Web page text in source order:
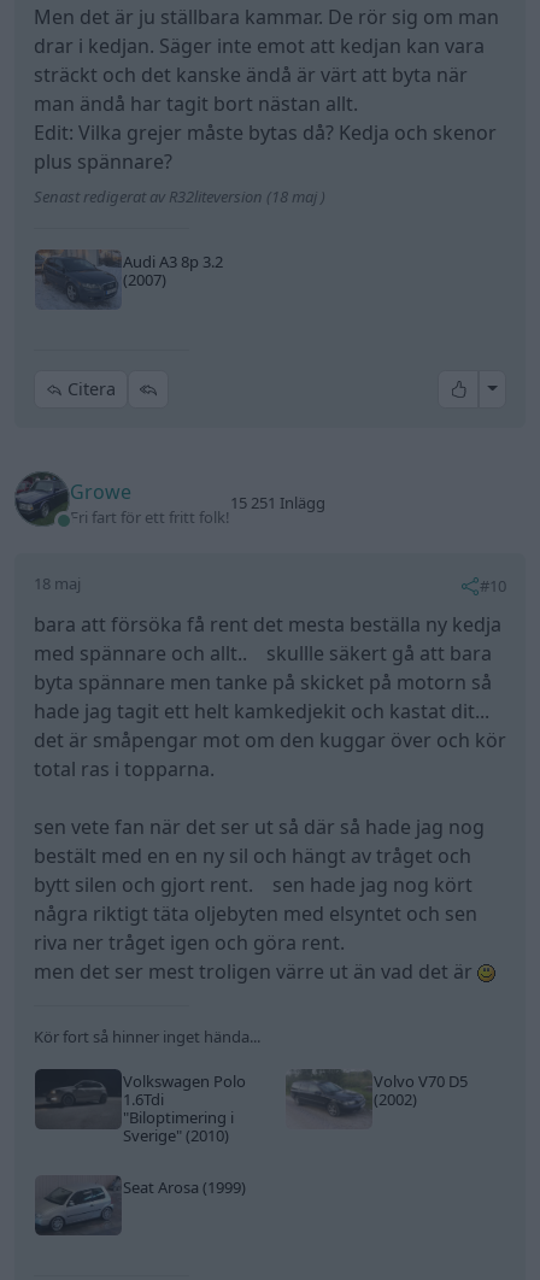
Men det är ju ställbara kammar. De rör sig om man
drar i kedjan. Säger inte emot att kedjan kan vara
sträckt och det kanske ändå är värt att byta när
man ändå har tagit bort nästan allt.
Edit: Vilka grejer måste bytas då? Kedja och skenor
plus spännare?
Senast redigerat av R32liteversion (18 maj )
Audi A3 8p 3.2
(2007)
Citera All
Growe
Fri fart för ett fritt folk!
15 251 Inlägg
18 maj #10
bara att försöka få rent det mesta beställa ny kedja
med spännare och allt.. skullle säkert gå att bara
byta spännare men tanke på skicket på motorn så
hade jag tagit ett helt kamkedjekit och kastat dit...
det är småpengar mot om den kuggar över och kör
total ras i topparna.
sen vete fan när det ser ut så där så hade jag nog
bestält med en en ny sil och hängt av tråget och
bytt silen och gjort rent. sen hade jag nog kört
några riktigt täta oljebyten med elsyntet och sen
riva ner tråget igen och göra rent.
men det ser mest troligen värre ut än vad det är
Kör fort så hinner inget hända...
Volkswagen Polo
1.6Tdi
"Biloptimering i
Sverige"(2010)
Volvo V70 D5
(2002)
Seat Arosa (1999)